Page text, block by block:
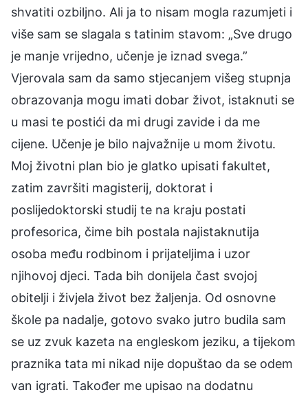
shvatiti ozbiljno. Ali ja to nisam mogla razumjeti i
više sam se slagala s tatinim stavom: „Sve drugo
je manje vrijedno, učenje je iznad svega.”
Vjerovala sam da samo stjecanjem višeg stupnja
obrazovanja mogu imati dobar život, istaknuti se
u masi te postići da mi drugi zavide i da me
cijene. Učenje je bilo najvažnije u mom životu.
Moj životni plan bio je glatko upisati fakultet,
zatim završiti magisterij, doktorat i
poslijedoktorski studij te na kraju postati
profesorica, čime bih postala najistaknutija
osoba među rodbinom i prijateljima i uzor
njihovoj djeci. Tada bih donijela čast svojoj
obitelji i živjela život bez žaljenja. Od osnovne
škole pa nadalje, gotovo svako jutro budila sam
se uz zvuk kazeta na engleskom jeziku, a tijekom
praznika tata mi nikad nije dopuštao da se odem
van igrati. Također me upisao na dodatnu